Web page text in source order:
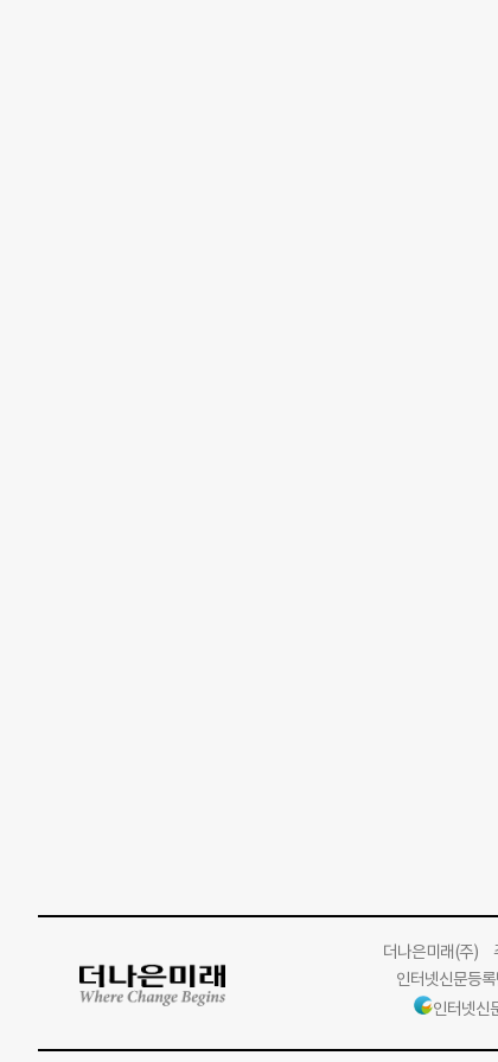
더나은미래(주)주
인터넷신문등
인터넷신